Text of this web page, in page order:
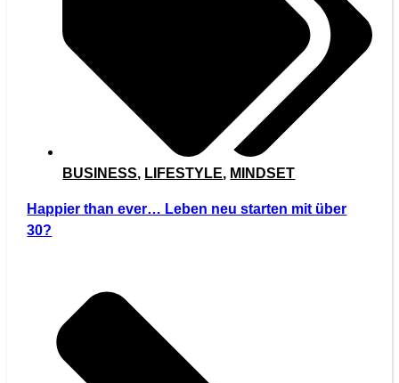
BUSINESS, LIFESTYLE, MINDSET
Happier than ever… Leben neu starten mit über
30?